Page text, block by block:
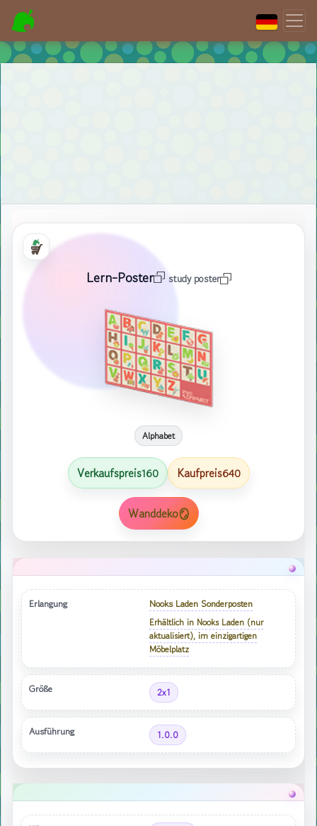
Lern-Poster study poster
Alphabet
Verkaufspreis160 Kaufpreis640
Wanddeko🪞
Erlangung
Nooks Laden Sonderposten
Erhältlich in Nooks Laden (nur
aktualisiert), im einzigartigen
Möbelplatz
Größe 2x1
Ausführung 1.0.0